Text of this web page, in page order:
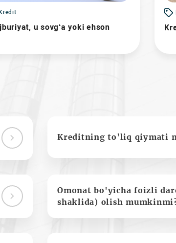
u sovg‘a yoki ehson
Kreditning to'liq qiymati
Omonat bo'yicha foizli
shaklida) olish